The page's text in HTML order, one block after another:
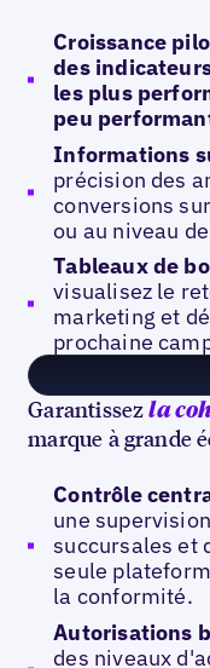
Croissance
des
les plus
peu
Informations
précision des
conversions
ou au niveau
Tableaux de
visualisez le
marketing et
prochaine
Garantissezla
marque à grande
Contrôle
une
succursales et
seule
la conformité.
Autorisations
des niveaux